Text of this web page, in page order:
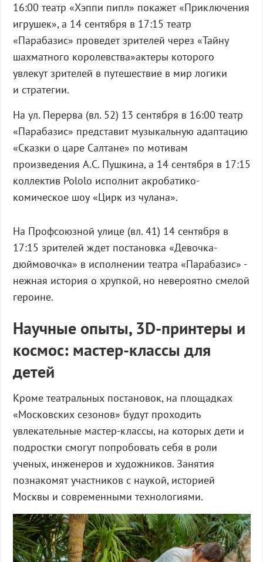
16:00 театр «Хэппи пипл» покажет «Приключения
игрушек», а 14 сентября в 17:15 театр
«Парабазис» проведет зрителей через «Тайну
шахматного королевства»актеры которого
увлекут зрителей в путешествие в мир логики
и стратегии.
На ул. Перерва (вл. 52) 13 сентября в 16:00 театр
«Парабазис» представит музыкальную адаптацию
«Сказки о царе Салтане» по мотивам
произведения А.С. Пушкина, а 14 сентября в 17:15
коллектив Pololo исполнит акробатико-
комическое шоу «Цирк из чулана».
На Профсоюзной улице (вл. 41) 14 сентября в
17:15 зрителей ждет постановка «Девочка-
дюймовочка» в исполнении театра «Парабазис» -
нежная история о хрупкой, но невероятно смелой
героине.
Научные опыты, 3D-принтеры и
космос: мастер-классы для
детей
Кроме театральных постановок, на площадках
«Московских сезонов» будут проходить
увлекательные мастер-классы, на которых дети и
подростки смогут попробовать себя в роли
ученых, инженеров и художников. Занятия
познакомят участников с наукой, историей
Москвы и современными технологиями.